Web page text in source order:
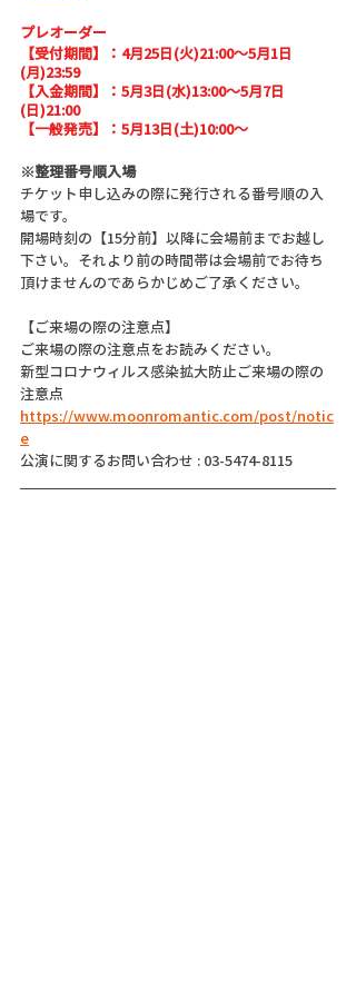
プレオーダー
【受付期間】：4月25日(火)21:00〜5月1日
(月)23:59
【入金期間】：5月3日(水)13:00〜5月7日
(日)21:00
【一般発売】：5月13日(土)10:00〜
※整理番号順入場
チケット申し込みの際に発行される番号順の入
場です。
開場時刻の【15分前】以降に会場前までお越し
下さい。それより前の時間帯は会場前でお待ち
頂けませんのであらかじめご了承ください。
【ご来場の際の注意点】
ご来場の際の注意点をお読みください。
新型コロナウィルス感染拡大防止ご来場の際の
注意点
https://www.moonromantic.com/post/notic
e
公演に関するお問い合わせ : 03-5474-8115